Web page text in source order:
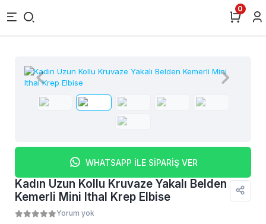
0
WHATSAPP İLE SİPARİŞ VER
Kadın Uzun Kollu Kruvaze Yakalı Belden
Kemerli Mini Ithal Krep Elbise
Yorum yok